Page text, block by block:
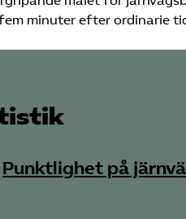
minuter efter ordinarie
Punktlighet på